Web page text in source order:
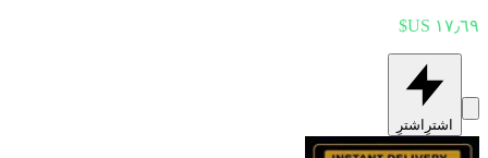
اشترِ اشترِ